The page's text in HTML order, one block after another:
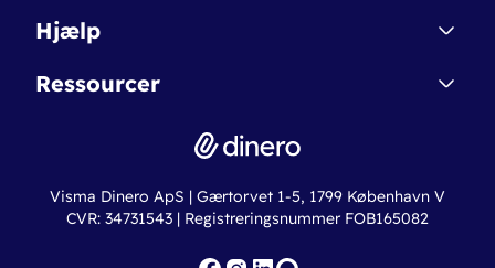
Betingelser & Sikkerhed
Nye funktioner
Dinero Starter
Dinero Pro
Erhvervslån
Fakturaskabeloner
Hjælp
Regnskabsordbogen
Online regnskabskurser
Ressourcer
Ny virksomhed
Iværksætterlegat
Visma Dinero ApS | Gærtorvet 1-5, 1799 København V
CVR: 34731543 | Registreringsnummer FOB165082